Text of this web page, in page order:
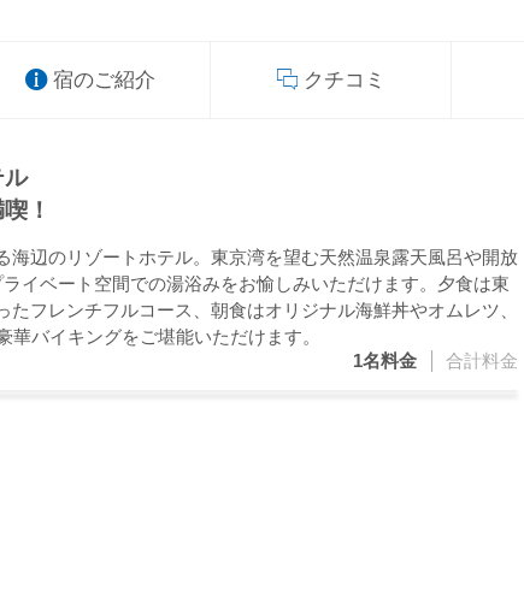
宿のご紹介 クチコミ
ル
！
辺のリゾートホテル。東京湾を望む天然温泉露天風呂や開放
イベート空間での湯浴みをお愉しみいただけます。夕食は東
フレンチフルコース、朝食はオリジナル海鮮丼やオムレツ、
バイキングをご堪能いただけます。
1名料金 合計料金